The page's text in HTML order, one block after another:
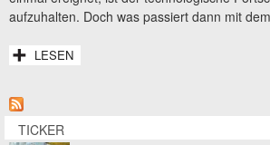
aufzuhalten. Doch was passiert dann mit
LESEN
TICKER